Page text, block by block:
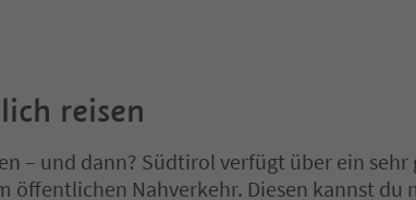
reisen
– und dann? Südtirol verfügt über ein sehr
öffentlichen Nahverkehr. Diesen kannst du